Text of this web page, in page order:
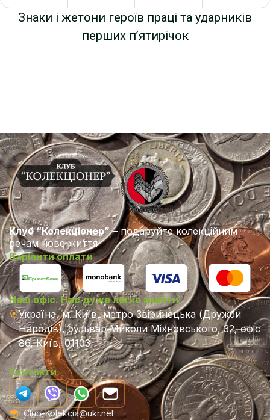
Знаки і жетони героїв праці та ударників
перших п’ятирічок
Клуб “Колекціонер”– подаруйте колекційним
речам нове життя
Варіанти оплати
Наш офіс. Нас дуже легко знайти.
Україна, м. Київ, метро Звіринецька (Дружби
Народів), бульвар Миколи Міхновського, 32, офіс
86, Київ, 01103
Контакти
Club-Kolekcia@ukr.net